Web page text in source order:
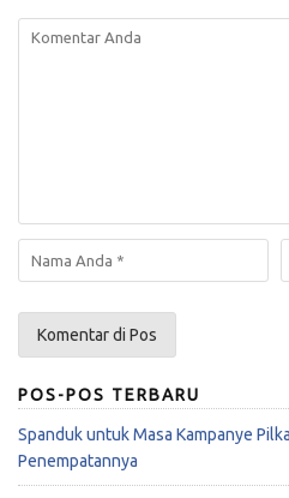
POS-POS TERBARU
Spanduk untuk Masa Kampanye
Penempatannya